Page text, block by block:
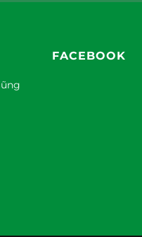
FACEBOOK